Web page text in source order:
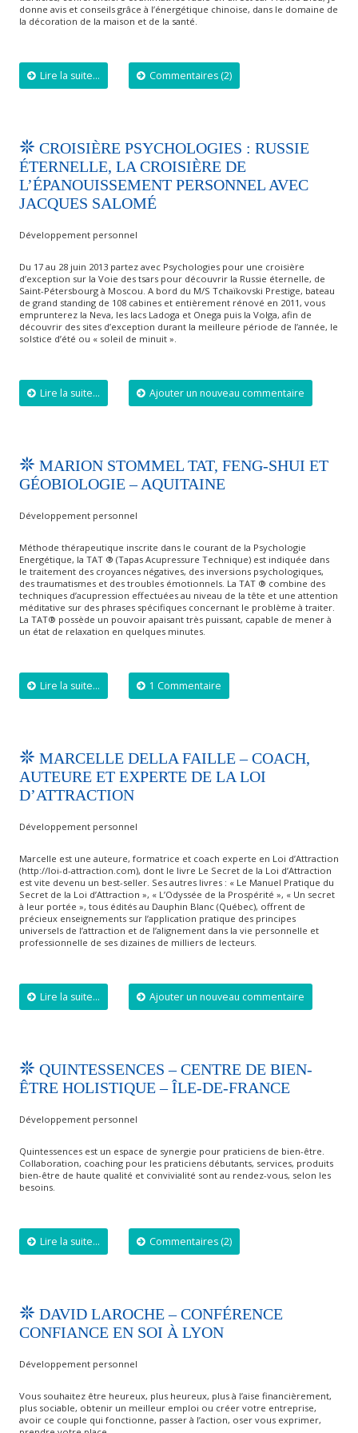
donne avis et conseils grâce à l’énergétique chinoise, dans le domaine de
la décoration de la maison et de la santé.
Lire la suite... Commentaires (2)
CROISIÈRE PSYCHOLOGIES : RUSSIE
ÉTERNELLE, LA CROISIÈRE DE
L’ÉPANOUISSEMENT PERSONNEL AVEC
JACQUES SALOMÉ
Développement personnel
Du 17 au 28 juin 2013 partez avec Psychologies pour une croisière
d’exception sur la Voie des tsars pour découvrir la Russie éternelle, de
Saint-Pétersbourg à Moscou. A bord du M/S Tchaïkovski Prestige, bateau
de grand standing de 108 cabines et entièrement rénové en 2011, vous
emprunterez la Neva, les lacs Ladoga et Onega puis la Volga, afin de
découvrir des sites d’exception durant la meilleure période de l’année, le
solstice d’été ou « soleil de minuit ».
Lire la suite... Ajouter un nouveau commentaire
MARION STOMMEL TAT, FENG-SHUI ET
GÉOBIOLOGIE – AQUITAINE
Développement personnel
Méthode thérapeutique inscrite dans le courant de la Psychologie
Energétique, la TAT ® (Tapas Acupressure Technique) est indiquée dans
le traitement des croyances négatives, des inversions psychologiques,
des traumatismes et des troubles émotionnels. La TAT ® combine des
techniques d’acupression effectuées au niveau de la tête et une attention
méditative sur des phrases spécifiques concernant le problème à traiter.
La TAT® possède un pouvoir apaisant très puissant, capable de mener à
un état de relaxation en quelques minutes.
Lire la suite... 1 Commentaire
MARCELLE DELLA FAILLE – COACH,
AUTEURE ET EXPERTE DE LA LOI
D’ATTRACTION
Développement personnel
Marcelle est une auteure, formatrice et coach experte en Loi d’Attraction
(http://loi-d-attraction.com), dont le livre Le Secret de la Loi d’Attraction
est vite devenu un best-seller. Ses autres livres : « Le Manuel Pratique du
Secret de la Loi d’Attraction », « L’Odyssée de la Prospérité », « Un secret
à leur portée », tous édités au Dauphin Blanc (Québec), offrent de
précieux enseignements sur l’application pratique des principes
universels de l’attraction et de l’alignement dans la vie personnelle et
professionnelle de ses dizaines de milliers de lecteurs.
Lire la suite... Ajouter un nouveau commentaire
QUINTESSENCES – CENTRE DE BIEN-
ÊTRE HOLISTIQUE – ÎLE-DE-FRANCE
Développement personnel
Quintessences est un espace de synergie pour praticiens de bien-être.
Collaboration, coaching pour les praticiens débutants, services, produits
bien-être de haute qualité et convivialité sont au rendez-vous, selon les
besoins.
Lire la suite... Commentaires (2)
DAVID LAROCHE – CONFÉRENCE
CONFIANCE EN SOI À LYON
Développement personnel
Vous souhaitez être heureux, plus heureux, plus à l’aise financièrement,
plus sociable, obtenir un meilleur emploi ou créer votre entreprise,
avoir ce couple qui fonctionne, passer à l’action, oser vous exprimer,